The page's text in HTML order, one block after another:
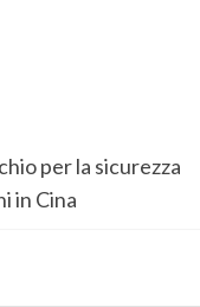
per la sicurezza
in Cina